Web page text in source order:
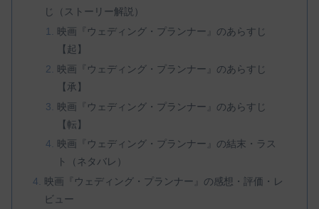
じ（ストーリー解説）
映画『ウェディング・プランナー』のあらすじ
【起】
映画『ウェディング・プランナー』のあらすじ
【承】
映画『ウェディング・プランナー』のあらすじ
【転】
映画『ウェディング・プランナー』の結末・ラス
ト（ネタバレ）
映画『ウェディング・プランナー』の感想・評価・レ
ビュー